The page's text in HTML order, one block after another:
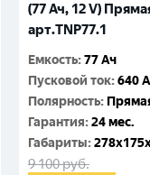
(77 Ач, 12 V)
арт.TNP77.1
Емкость:77 Ач
Пусковой ток:640 A
Полярность:
Гарантия:24 мес.
Габариты:
9 100руб.